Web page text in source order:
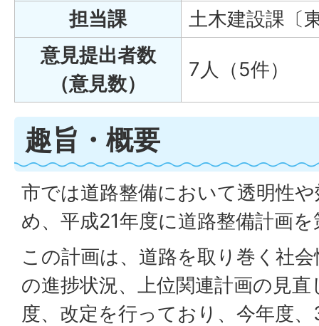
担当課
土木建設課〔
意見提出者数
（意見数）
7人（5件）
趣旨・概要
市では道路整備において透明性
め、平成21年度に道路整備計画
この計画は、道路を取り巻く社
の進捗状況、上位関連計画の見
度、改定を行っており、今年度